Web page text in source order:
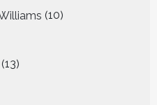
10
producten
13
producten